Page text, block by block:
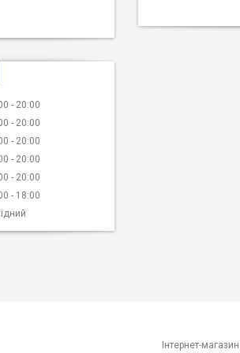
20:00
20:00
20:00
20:00
20:00
18:00